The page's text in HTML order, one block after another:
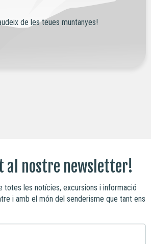
de les teues muntanyes!
al nostre newsletter!
totes les notícies, excursions i informació
i amb el món del senderisme que tant ens